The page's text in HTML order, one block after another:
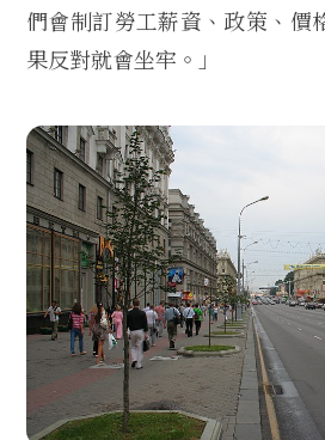
們會制訂勞工薪資、政策、價
果反對就會坐牢。」